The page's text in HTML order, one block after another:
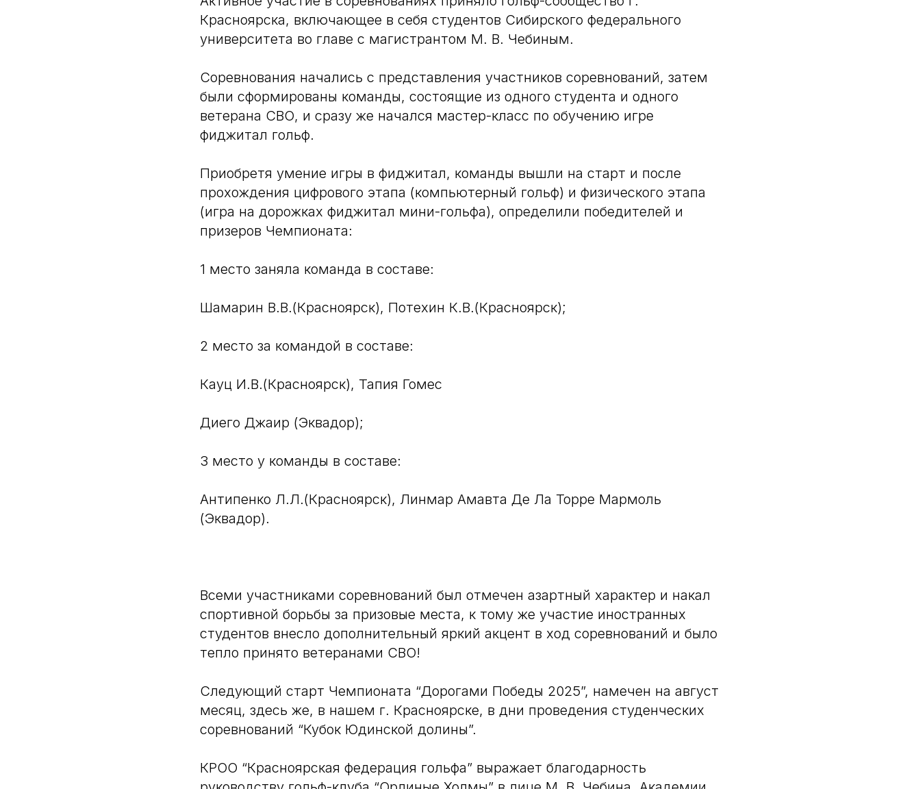
Красноярска, включающее в себя студентов Сибирского федерального
университета во главе с магистрантом М. В. Чебиным.
Соревнования начались с представления участников соревнований, затем
были сформированы команды, состоящие из одного студента и одного
ветерана СВО, и сразу же начался мастер-класс по обучению игре
фиджитал гольф.
Приобретя умение игры в фиджитал, команды вышли на старт и после
прохождения цифрового этапа (компьютерный гольф) и физического этапа
(игра на дорожках фиджитал мини-гольфа), определили победителей и
призеров Чемпионата:
1 место заняла команда в составе:
Шамарин В.В.(Красноярск), Потехин К.В.(Красноярск);
2 место за командой в составе:
Кауц И.В.(Красноярск), Тапия Гомес
Диего Джаир (Эквадор);
3 место у команды в составе:
Антипенко Л.Л.(Красноярск), Линмар Амавта Де Ла Торре Мармоль
(Эквадор).
Всеми участниками соревнований был отмечен азартный характер и накал
спортивной борьбы за призовые места, к тому же участие иностранных
студентов внесло дополнительный яркий акцент в ход соревнований и было
тепло принято ветеранами СВО!
Следующий старт Чемпионата “Дорогами Победы 2025”, намечен на август
месяц, здесь же, в нашем г. Красноярске, в дни проведения студенческих
соревнований “Кубок Юдинской долины”.
КРОО “Красноярская федерация гольфа” выражает благодарность